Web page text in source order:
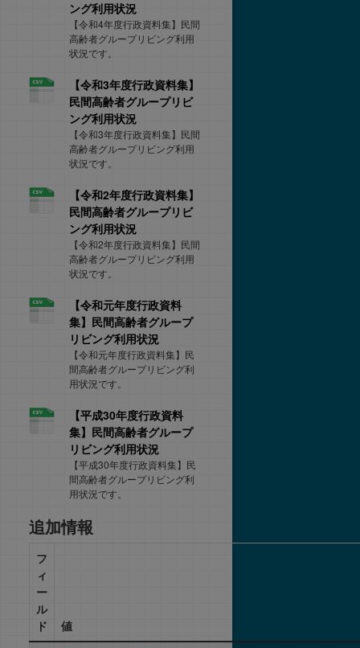
ング利用状況
【令和4年度行政資料集】民間
高齢者グループリビング利用
状況です。
【令和3年度行政資料集】
民間高齢者グループリビ
ング利用状況
【令和3年度行政資料集】民間
高齢者グループリビング利用
状況です。
【令和2年度行政資料集】
民間高齢者グループリビ
ング利用状況
【令和2年度行政資料集】民間
高齢者グループリビング利用
状況です。
【令和元年度行政資料
集】民間高齢者グループ
リビング利用状況
【令和元年度行政資料集】民
間高齢者グループリビング利
用状況です。
【平成30年度行政資料
集】民間高齢者グループ
リビング利用状況
【平成30年度行政資料集】民
間高齢者グループリビング利
用状況です。
追加情報
フ
ィ
ー
ル
ド
値